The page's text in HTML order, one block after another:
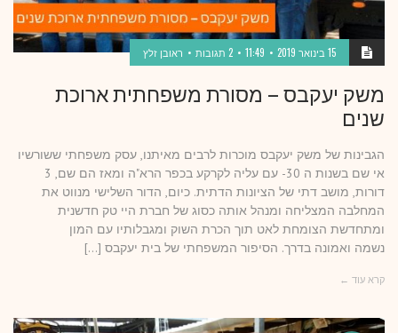
15 בינואר 2019 11:49 2 תגובות ראובן זלץ
משק יעקבס – מסורת משפחתית ארוכת
שנים
הגבינות של משק יעקבס מוכרות לרבים מאיתנו, עסק משפחתי ששורשיו
אי שם בשנות ה 30- עם עליה לקרקע בכפר הרא"ה ומאז הם שם, 3
דורות, מושב דתי של הציונות הדתית. כיום, הדור השלישי מנווט את
המחלבה המצליחה ומנהל אותה כסוג של חברת היי טק חדשנית
ומתחדשת הצומחת לאט תוך הכרת השוק ומגבלותיו עם המון
נשמה ואמונה בדרך. הסיפור המשפחתי של בית יעקבס […]
קרא עוד ←